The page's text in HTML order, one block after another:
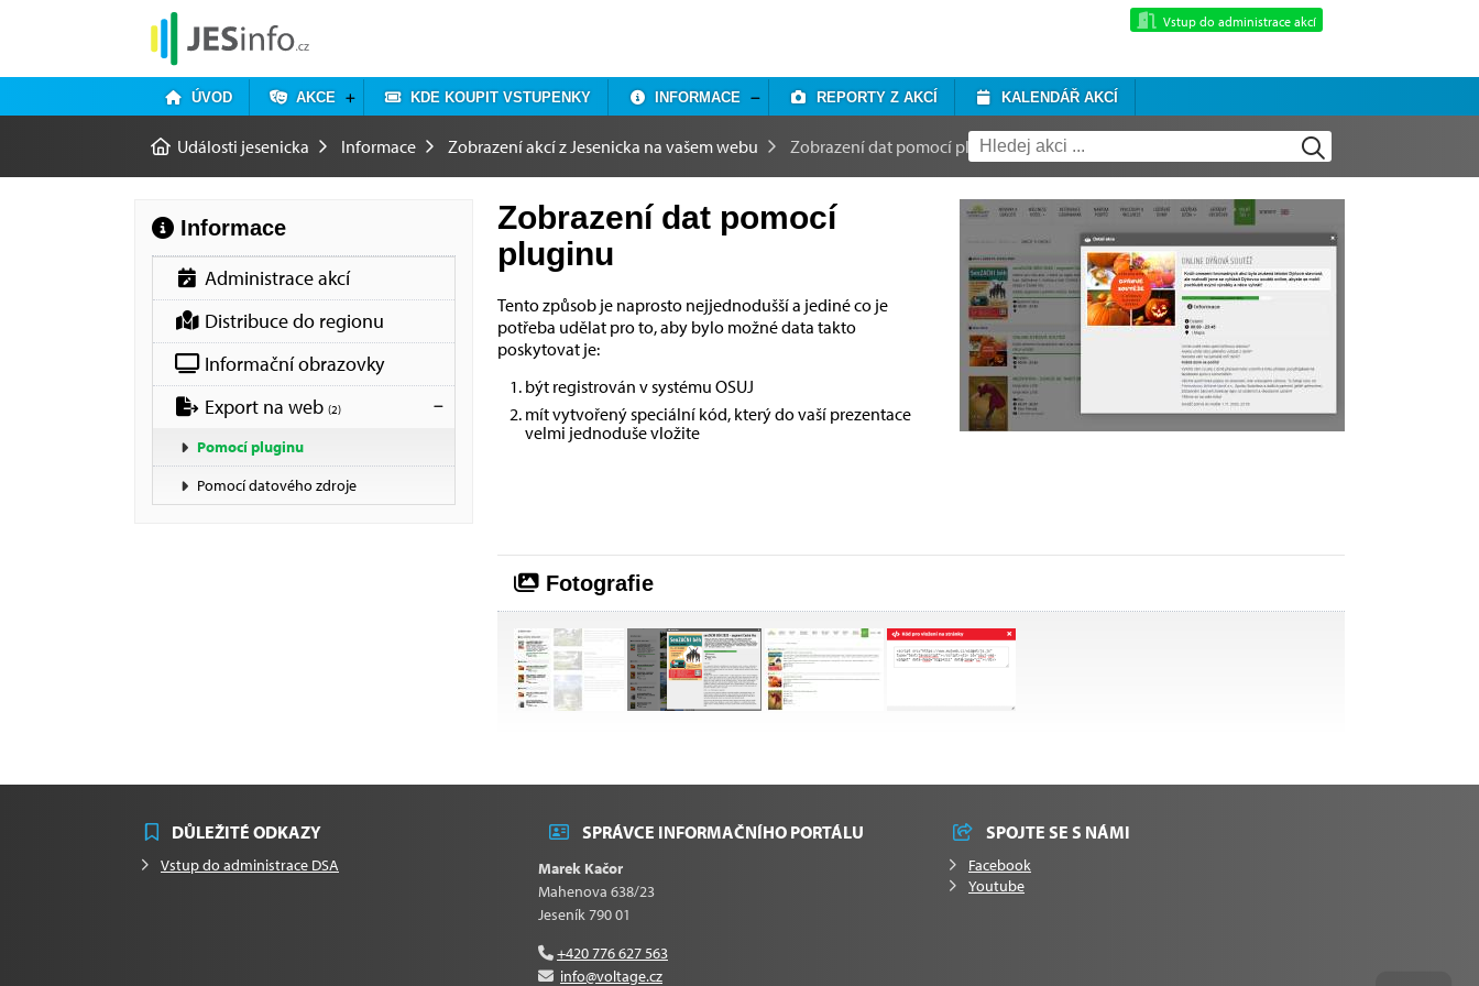
Vstup do administrace akcí
ÚVOD AKCE KDE KOUPIT VSTUPENKY INFORMACE REPORTY Z AKCÍ KALENDÁŘ AKCÍ
Události jesenicka Informace Zobrazení akcí z Jesenicka na vašem webu Zobrazení dat pomocí pluginu
Informace
Administrace akcí
Distribuce do regionu
Informační obrazovky
Export na web (2)
Pomocí pluginu
Pomocí datového zdroje
Zobrazení dat pomocí
pluginu
Tento způsob je naprosto nejjednodušší a jediné co je
potřeba udělat pro to, aby bylo možné data takto
poskytovat je:
být registrován v systému OSUJ
mít vytvořený speciální kód, který do vaší prezentace
velmi jednoduše vložite
Fotografie
DŮLEŽITÉ ODKAZY
Vstup do administrace DSA
SPRÁVCE INFORMAČNÍHO PORTÁLU
Marek Kačor
Mahenova 638/23
Jeseník 790 01
+420 776 627 563
info@voltage.cz
SPOJTE SE S NÁMI
Facebook
Youtube